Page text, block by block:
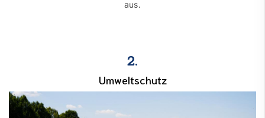
aus.
2.
Umweltschutz